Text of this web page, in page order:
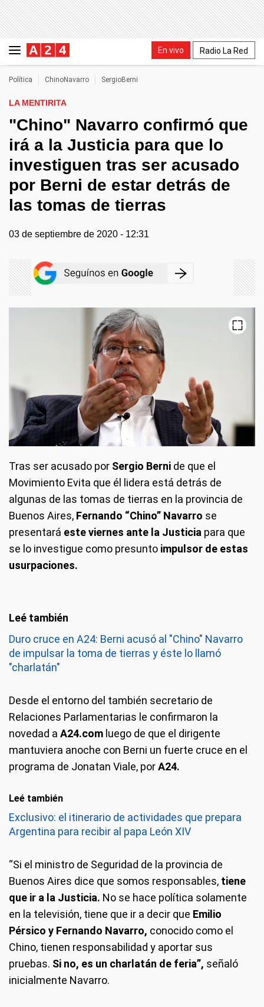
En vivo Radio La Red
Política ChinoNavarro SergioBerni
LA MENTIRITA
"Chino" Navarro confirmó que
irá a la Justicia para que lo
investiguen tras ser acusado
por Berni de estar detrás de
las tomas de tierras
03 de septiembre de 2020 - 12:31
Tras ser acusado por Sergio Berni de que el
Movimiento Evita que él lidera está detrás de
algunas de las tomas de tierras en la provincia de
Buenos Aires, Fernando “Chino” Navarro se
presentará este viernes ante la Justicia para que
se lo investigue como presunto impulsor de estas
usurpaciones.
Duro cruce en A24: Berni acusó al "Chino" Navarro
de impulsar la toma de tierras y éste lo llamó
"charlatán"
Desde el entorno del también secretario de
Relaciones Parlamentarias le confirmaron la
novedad a A24.com luego de que el dirigente
mantuviera anoche con Berni un fuerte cruce en el
programa de Jonatan Viale, porA24.
Leé también
Exclusivo: el itinerario de actividades que prepara
Argentina para recibir al papa León XIV
“Si el ministro de Seguridad de la provincia de
Buenos Aires dice que somos responsables, tiene
que ir a la Justicia. No se hace política solamente
en la televisión, tiene que ir a decir que Emilio
Pérsico y Fernando Navarro, conocido como el
Chino, tienen responsabilidad y aportar sus
pruebas. Si no, es un charlatán de feria”, señaló
inicialmente Navarro.